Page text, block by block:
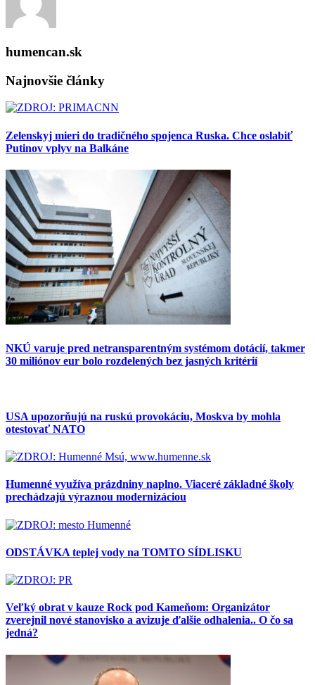
humencan.sk
Najnovšie články
Zelenskyj mieri do tradičného spojenca Ruska. Chce oslabiť
Putinov vplyv na Balkáne
NKÚ varuje pred netransparentným systémom dotácií, takmer
30 miliónov eur bolo rozdelených bez jasných kritérií
USA upozorňujú na ruskú provokáciu, Moskva by mohla
otestovať NATO
Humenné využíva prázdniny naplno. Viaceré základné školy
prechádzajú výraznou modernizáciou
ODSTÁVKA teplej vody na TOMTO SÍDLISKU
Veľký obrat v kauze Rock pod Kameňom: Organizátor
zverejnil nové stanovisko a avizuje ďalšie odhalenia.. O čo sa
jedná?